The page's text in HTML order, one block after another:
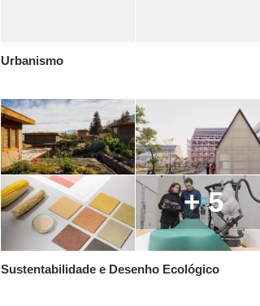
Urbanismo
+ 5
Sustentabilidade e Desenho Ecológico